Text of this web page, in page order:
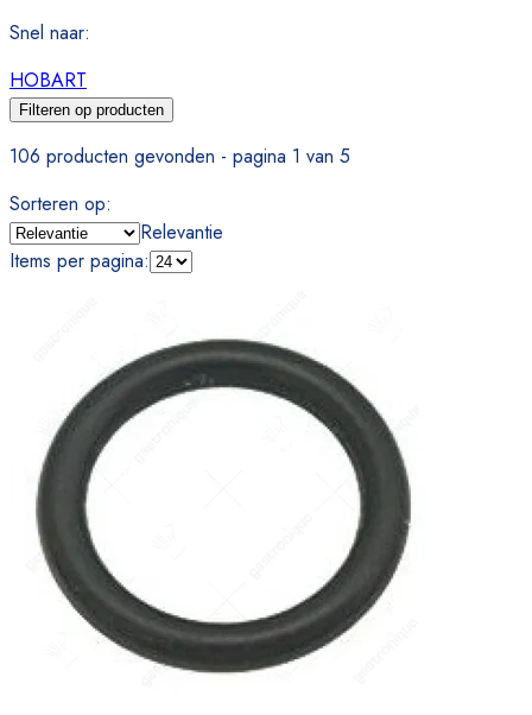
Snel naar:
HOBART
Filteren op producten
106 producten gevonden - pagina 1 van 5
Sorteren op:
Relevantie
Items per pagina: